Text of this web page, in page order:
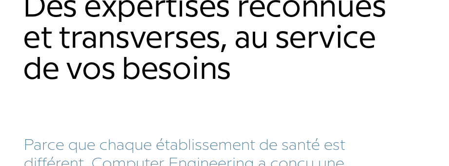
Des expertises reconnues
et transverses, au service
de vos besoins
Parce que chaque établissement de santé est